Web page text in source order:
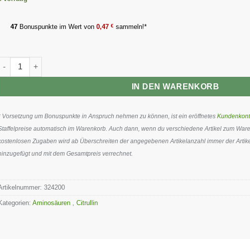
47 Bonuspunkte im Wert von0,47€ sammeln!*
Scitec Citruline Malate 90 Kapseln Menge
IN DEN WARENKORB
Vorsetzung um Bonuspunkte in Anspruch nehmen zu können, ist ein eröffnetes
automatisch im Warenkorb. Auch dann, wenn du verschiedene Artikel zum
Zugaben wird ab Überschreiten der angegebenen Artikelanzahl immer der
und mit dem Gesamtpreis verrechnet.
324200
Aminosäuren ,Citrullin